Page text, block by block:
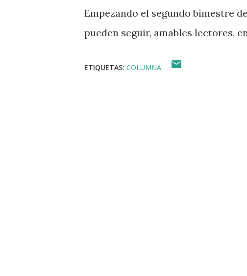
Empezando el segundo bimestre
pueden seguir, amables lectores,
ETIQUETAS: COLUMNA